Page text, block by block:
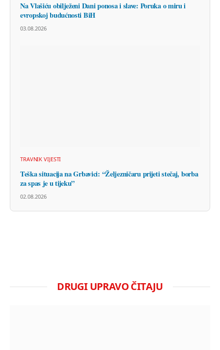
Na Vlašiću obilježeni Dani ponosa i slave: Poruka o miru i
evropskoj budućnosti BiH
03.08.2026
TRAVNIK VIJESTI
Teška situacija na Grbavici: “Željezničaru prijeti stečaj, borba
za spas je u tijeku”
02.08.2026
DRUGI UPRAVO ČITAJU